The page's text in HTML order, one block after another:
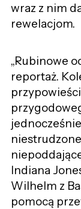
wraz z nim
rewelacjom.
„Rubinowe
reportaż.
Indiana
Wilhelm z
pomocą